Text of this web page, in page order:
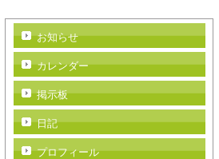
お知らせ
カレンダー
掲示板
日記
プロフィール